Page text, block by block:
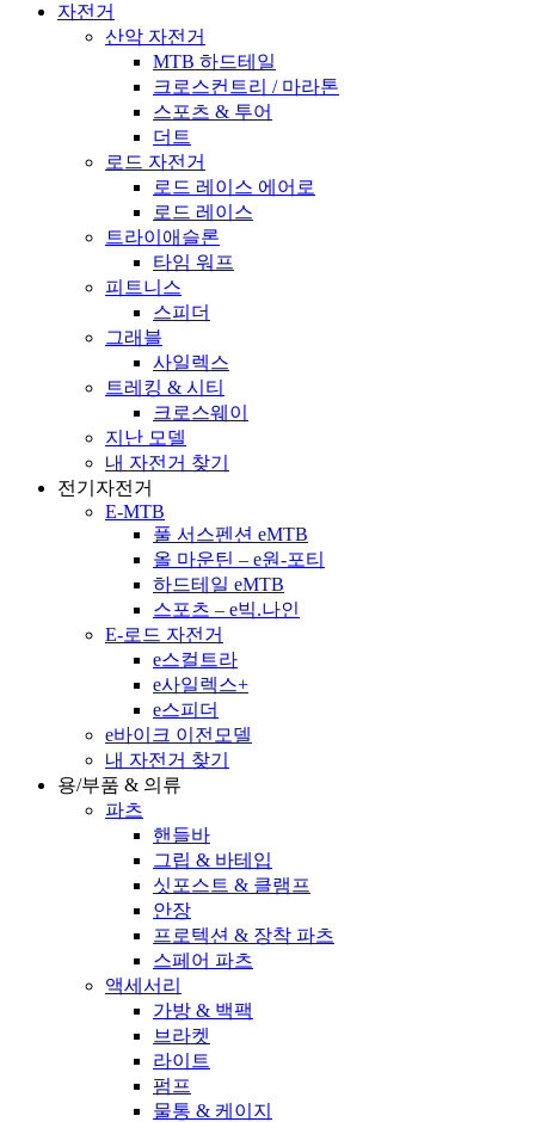
자전거
산악 자전거
MTB 하드테일
크로스컨트리 / 마라톤
스포츠 & 투어
더트
로드 자전거
로드 레이스 에어로
로드 레이스
트라이애슬론
타임 워프
피트니스
스피더
그래블
사일렉스
트레킹 & 시티
크로스웨이
지난 모델
내 자전거 찾기
전기자전거
E-MTB
풀 서스펜션 eMTB
올 마운틴 – e원-포티
하드테일 eMTB
스포츠 – e빅.나인
E-로드 자전거
e스컬트라
e사일렉스+
e스피더
e바이크 이전모델
내 자전거 찾기
용/부품 & 의류
파츠
핸들바
그립 & 바테입
싯포스트 & 클램프
안장
프로텍션 & 장착 파츠
스페어 파츠
액세서리
가방 & 백팩
브라켓
라이트
펌프
물통 & 케이지